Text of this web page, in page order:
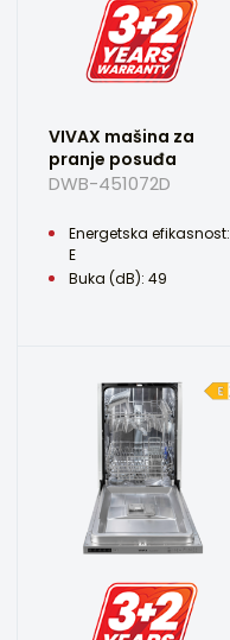
VIVAX mašina za
pranje posuđa
DWB-451072D
Energetska efikasnost:
E
Buka (dB): 49